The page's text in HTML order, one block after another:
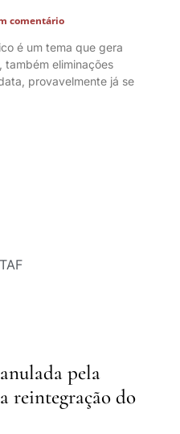
comentário
é um tema que gera
também eliminações
provavelmente já se
pela
reintegração do